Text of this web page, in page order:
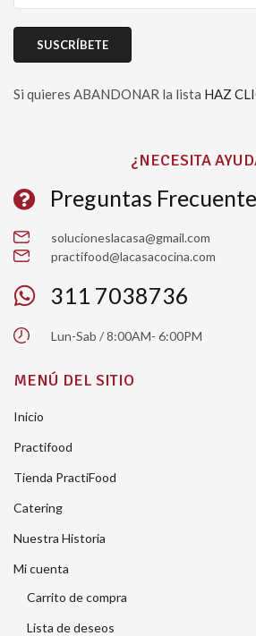
Si quieres ABANDONAR la lista HAZ
¿NECESITA
Preguntas
solucioneslacasa@gmail.com
practifood@lacasacocina.com
311 7038736
Lun-Sab / 8:00AM- 6:00PM
MENÚ DEL SITIO
Inicio
Practifood
Tienda PractiFood
Catering
Nuestra Historia
Mi cuenta
Carrito de compra
Lista de deseos